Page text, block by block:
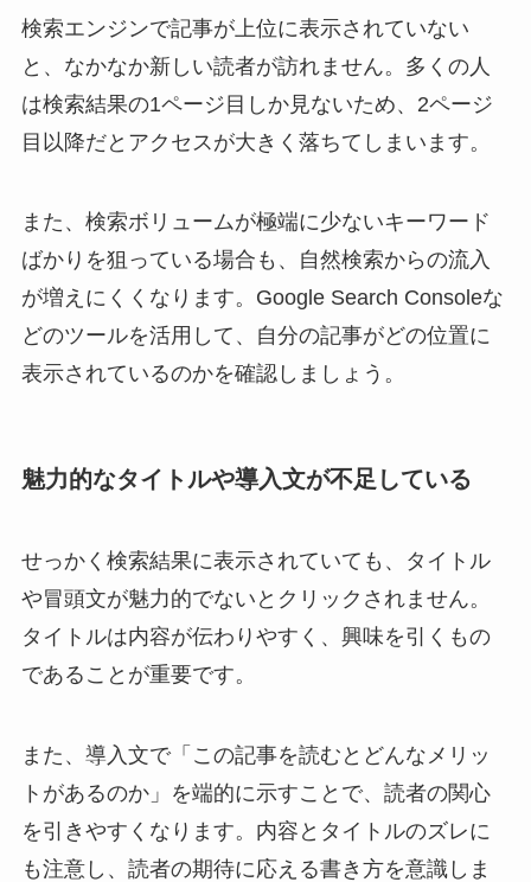
検索エンジンで記事が上位に表示されていない
と、なかなか新しい読者が訪れません。多くの人
は検索結果の1ページ目しか見ないため、2ページ
目以降だとアクセスが大きく落ちてしまいます。
また、検索ボリュームが極端に少ないキーワード
ばかりを狙っている場合も、自然検索からの流入
が増えにくくなります。Google Search Consoleな
どのツールを活用して、自分の記事がどの位置に
表示されているのかを確認しましょう。
魅力的なタイトルや導入文が不足している
せっかく検索結果に表示されていても、タイトル
や冒頭文が魅力的でないとクリックされません。
タイトルは内容が伝わりやすく、興味を引くもの
であることが重要です。
また、導入文で「この記事を読むとどんなメリッ
トがあるのか」を端的に示すことで、読者の関心
を引きやすくなります。内容とタイトルのズレに
も注意し、読者の期待に応える書き方を意識しま